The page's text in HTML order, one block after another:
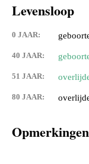
Levensloop
0 JAAR:
40 JAAR:
51 JAAR:
80 JAAR:
Opmerkingen